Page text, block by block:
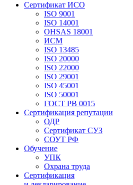
Сертификат ИСО
ISO 9001
ISO 14001
OHSAS 18001
ИСМ
ISO 13485
ISO 20000
ISO 22000
ISO 29001
ISO 45001
ISO 50001
ГОСТ РВ 0015
Сертификация репутации
ОДР
Сертификат СУЗ
СОУТ РФ
Обучение
УПК
Охрана труда
Сертификация